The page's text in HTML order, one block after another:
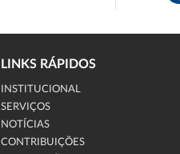
LINKS RÁPIDOS
INSTITUCIONAL
SERVIÇOS
NOTÍCIAS
CONTRIBUIÇÕES